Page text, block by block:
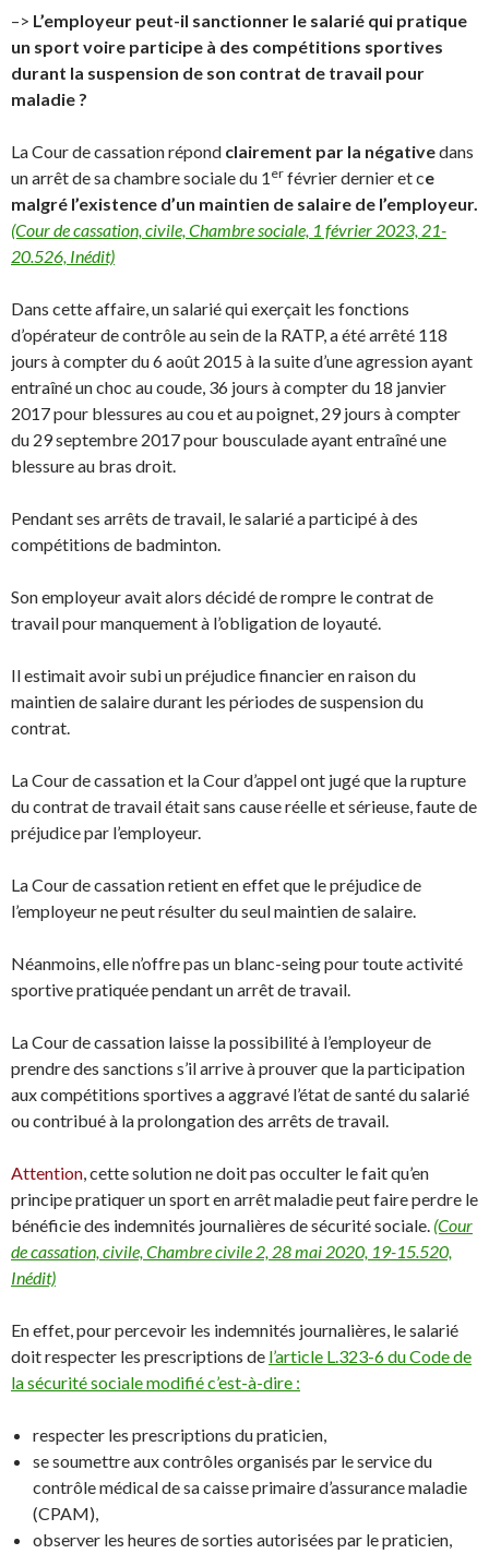
–> L’employeur peut-il sanctionner le salarié qui pratique
un sport voire participe à des compétitions sportives
durant la suspension de son contrat de travail pour
maladie ?
La Cour de cassation répond clairement par la négativedans
un arrêt de sa chambre sociale du 1 er février dernier et ce
malgré l’existence d’un maintien de salaire de l’employeur.
(Cour de cassation, civile, Chambre sociale, 1 février 2023, 21-
20.526, Inédit)
Dans cette affaire, un salarié qui exerçait les fonctions
d’opérateur de contrôle au sein de la RATP, a été arrêté 118
jours à compter du 6 août 2015 à la suite d’une agression ayant
entraîné un choc au coude, 36 jours à compter du 18 janvier
2017 pour blessures au cou et au poignet, 29 jours à compter
du 29 septembre 2017 pour bousculade ayant entraîné une
blessure au bras droit.
Pendant ses arrêts de travail, le salarié a participé à des
compétitions de badminton.
Son employeur avait alors décidé de rompre le contrat de
travail pour manquement à l’obligation de loyauté.
Il estimait avoir subi un préjudice financier en raison du
maintien de salaire durant les périodes de suspension du
contrat.
La Cour de cassation et la Cour d’appel ont jugé que la rupture
du contrat de travail était sans cause réelle et sérieuse, faute de
préjudice par l’employeur.
La Cour de cassation retient en effet que le préjudice de
l’employeur ne peut résulter du seul maintien de salaire.
Néanmoins, elle n’offre pas un blanc-seing pour toute activité
sportive pratiquée pendant un arrêt de travail.
La Cour de cassation laisse la possibilité à l’employeur de
prendre des sanctions s’il arrive à prouver que la participation
aux compétitions sportives a aggravé l’état de santé du salarié
ou contribué à la prolongation des arrêts de travail.
Attention, cette solution ne doit pas occulter le fait qu’en
principe pratiquer un sport en arrêt maladie peut faire perdre le
bénéficie des indemnités journalières de sécurité sociale. (Cour
de cassation, civile, Chambre civile 2, 28 mai 2020, 19-15.520,
Inédit)
En effet, pour percevoir les indemnités journalières, le salarié
doit respecter les prescriptions de l’article L.323-6 du Code de
la sécurité sociale modifié c’est-à-dire :
respecter les prescriptions du praticien,
se soumettre aux contrôles organisés par le service du
contrôle médical de sa caisse primaire d’assurance maladie
(CPAM),
observer les heures de sorties autorisées par le praticien,